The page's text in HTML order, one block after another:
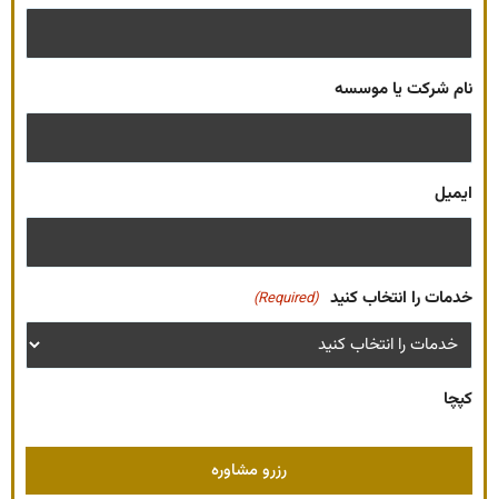
نام شرکت یا موسسه
ایمیل
خدمات را انتخاب کنید (Required)
کپچا